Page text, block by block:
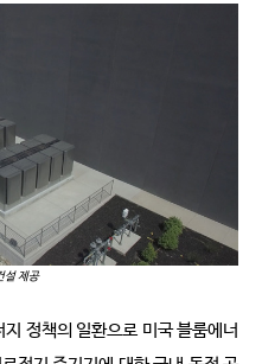
설 제공
정책의 일환으로 미국 블룸에너